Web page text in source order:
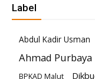
Label
Abdul Kadir Usman
Ahmad Purbaya
BPKAD Malut